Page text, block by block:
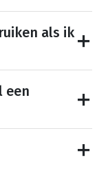
als ik
een